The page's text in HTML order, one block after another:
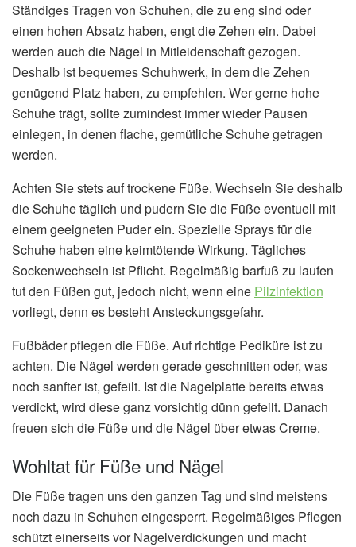
Ständiges Tragen von Schuhen, die zu eng sind oder
einen hohen Absatz haben, engt die Zehen ein. Dabei
werden auch die Nägel in Mitleidenschaft gezogen.
Deshalb ist bequemes Schuhwerk, in dem die Zehen
genügend Platz haben, zu empfehlen. Wer gerne hohe
Schuhe trägt, sollte zumindest immer wieder Pausen
einlegen, in denen flache, gemütliche Schuhe getragen
werden.
Achten Sie stets auf trockene Füße. Wechseln Sie deshalb
die Schuhe täglich und pudern Sie die Füße eventuell mit
einem geeigneten Puder ein. Spezielle Sprays für die
Schuhe haben eine keimtötende Wirkung. Tägliches
Sockenwechseln ist Pflicht. Regelmäßig barfuß zu laufen
tut den Füßen gut, jedoch nicht, wenn eine Pilzinfektion
vorliegt, denn es besteht Ansteckungsgefahr.
Fußbäder pflegen die Füße. Auf richtige Pediküre ist zu
achten. Die Nägel werden gerade geschnitten oder, was
noch sanfter ist, gefeilt. Ist die Nagelplatte bereits etwas
verdickt, wird diese ganz vorsichtig dünn gefeilt. Danach
freuen sich die Füße und die Nägel über etwas Creme.
Wohltat für Füße und Nägel
Die Füße tragen uns den ganzen Tag und sind meistens
noch dazu in Schuhen eingesperrt. Regelmäßiges Pflegen
schützt einerseits vor Nagelverdickungen und macht